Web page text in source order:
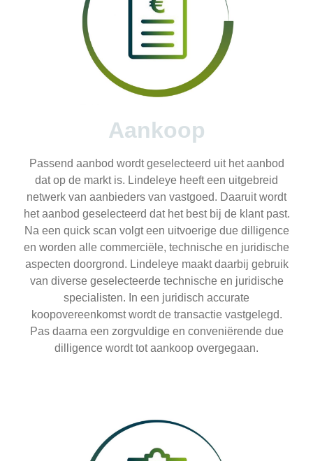
Aankoop
Passend aanbod wordt geselecteerd uit het aanbod
dat op de markt is. Lindeleye heeft een uitgebreid
netwerk van aanbieders van vastgoed. Daaruit wordt
het aanbod geselecteerd dat het best bij de klant past.
Na een quick scan volgt een uitvoerige due dilligence
en worden alle commerciële, technische en juridische
aspecten doorgrond. Lindeleye maakt daarbij gebruik
van diverse geselecteerde technische en juridische
specialisten. In een juridisch accurate
koopovereenkomst wordt de transactie vastgelegd.
Pas daarna een zorgvuldige en conveniërende due
dilligence wordt tot aankoop overgegaan.